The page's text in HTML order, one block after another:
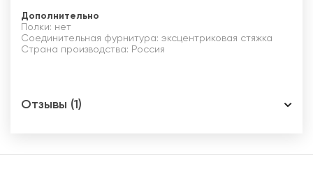
Дополнительно
Полки: нет
Соединительная фурнитура: эксцентриковая стяжка
Страна производства: Россия
Отзывы (1)